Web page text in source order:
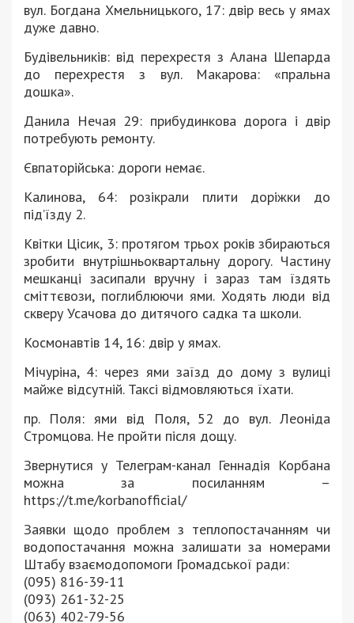
вул. Богдана Хмельницького, 17: двір весь у ямах
дуже давно.
Будівельників: від перехрестя з Алана Шепарда
до перехрестя з вул. Макарова: «пральна
дошка».
Данила Нечая 29: прибудинкова дорога і двір
потребують ремонту.
Євпаторійська: дороги немає.
Калинова, 64: розікрали плити доріжки до
під’їзду 2.
Квітки Цісик, 3: протягом трьох років збираються
зробити внутрішньоквартальну дорогу. Частину
мешканці засипали вручну і зараз там їздять
сміттєвози, поглиблюючи ями. Ходять люди від
скверу Усачова до дитячого садка та школи.
Космонавтів 14, 16: двір у ямах.
Мічуріна, 4: через ями заїзд до дому з вулиці
майже відсутній. Таксі відмовляються їхати.
пр. Поля: ями від Поля, 52 до вул. Леоніда
Стромцова. Не пройти після дощу.
Звернутися у Телеграм-канал Геннадія Корбана
можна за посиланням –
https://t.me/korbanofficial/
Заявки щодо проблем з теплопостачанням чи
водопостачання можна залишати за номерами
Штабу взаємодопомоги Громадської ради:
(095) 816-39-11
(093) 261-32-25
(063) 402-79-56